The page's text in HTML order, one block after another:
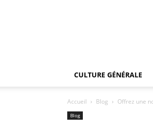
CULTURE GÉNÉRALE
Accueil Blog Offrez une
Blog